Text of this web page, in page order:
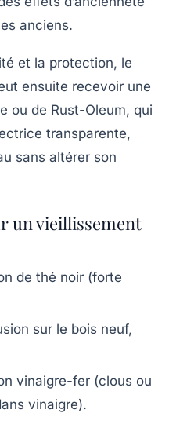
anciens.
et la protection, le
ensuite recevoir une
ou de Rust-Oleum, qui
transparente,
sans altérer son
un vieillissement
de thé noir (forte
sur le bois neuf,
vinaigre-fer (clous ou
vinaigre).